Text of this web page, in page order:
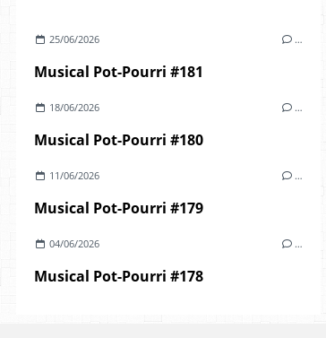
25/06/2026 …
Musical Pot-Pourri #181
18/06/2026 …
Musical Pot-Pourri #180
11/06/2026 …
Musical Pot-Pourri #179
04/06/2026 …
Musical Pot-Pourri #178